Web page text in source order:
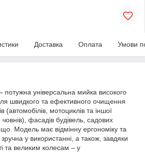
Доставка Оплата Умови
потужна універсальна мийка високого
швидкого та ефективного очищення
(автомобілів, мотоциклів та іншої
човнів), фасадів будівель, садових
Модель має відмінну ергономіку та
зручна у використанні, а також, завдяки
та великим колесам – у